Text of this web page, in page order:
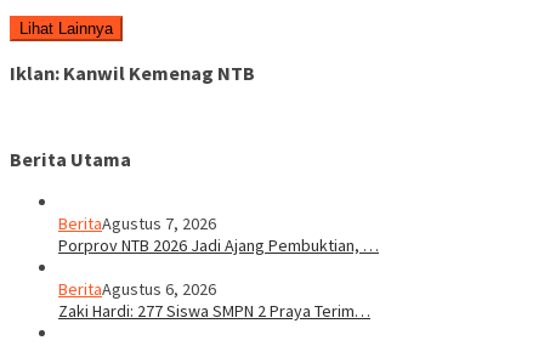
Lihat Lainnya
Iklan: Kanwil Kemenag NTB
Berita Utama
BeritaAgustus 7, 2026
Porprov NTB 2026 Jadi Ajang Pembuktian, …
BeritaAgustus 6, 2026
Zaki Hardi: 277 Siswa SMPN 2 Praya Terim…